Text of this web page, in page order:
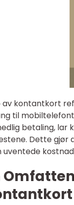
av kontantkort
til
betaling, lar
Dette gjør
uventede